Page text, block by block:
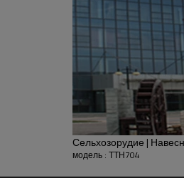
Сельхозорудие |
модель : ТТН704